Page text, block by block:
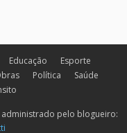
Educação
Esporte
Política
Saúde
pelo blogueiro: